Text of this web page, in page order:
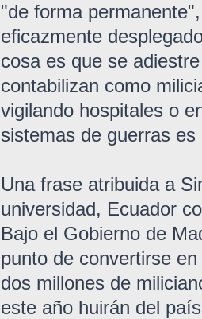
"de forma
eficazmente
cosa es que se
contabilizan como
vigilando hospitales o
sistemas de guerras es
Una frase atribuida a
universidad, Ecuador
Bajo el Gobierno de
punto de convertirse
dos millones de
este año huirán del